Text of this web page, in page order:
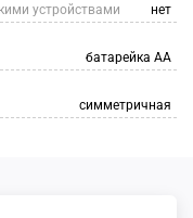
устройствами нет
батарейка АА
симметричная